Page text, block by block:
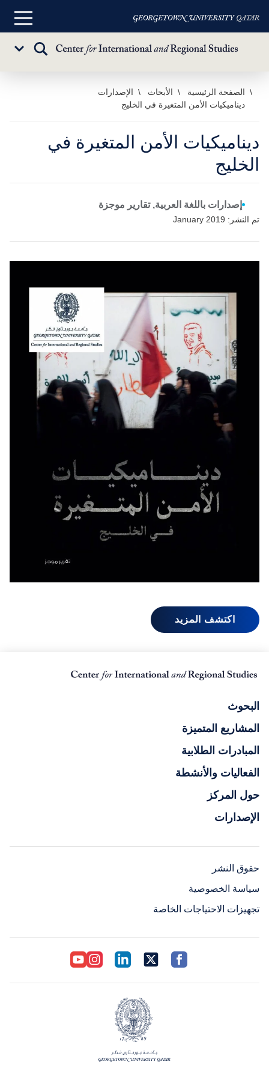
تخطي
المحتوى
الرئيسي
القائمة
تبديل
الصفحة الرئيسية الأبحاث
الإصدارات
ديناميكيات الأمن المتغيرة في الخليج
ديناميكيات الأمن المتغيرة في
الخليج
إصدارات باللغة العربية, تقارير موجزة
تم النشر: January 2019
اكتشف المزيد
البحوث
المشاريع المتميزة
المبادرات الطلابية
الفعاليات والأنشطة
حول المركز
الإصدارات
حقوق النشر
سياسة الخصوصية
تجهيزات الاحتياجات الخاصة